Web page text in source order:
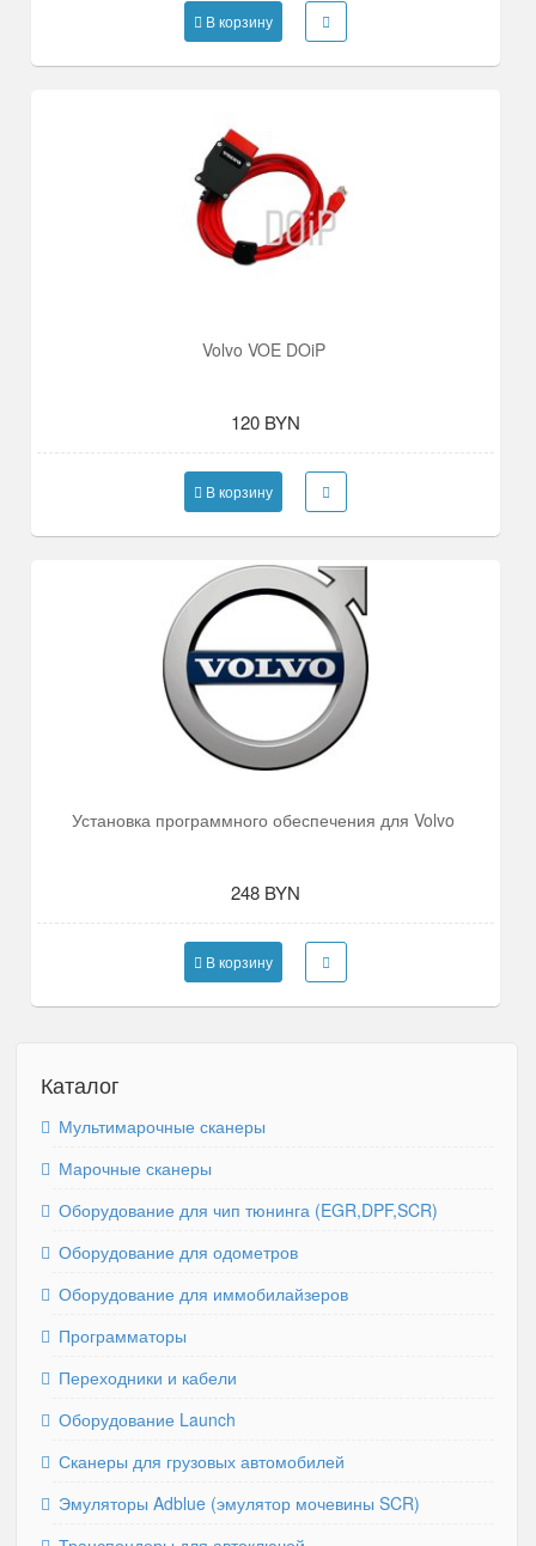
Каталог
Мультимарочные сканеры
Марочные сканеры
Оборудование для чип тюнинга (EGR,DPF,SCR)
Оборудование для одометров
Оборудование для иммобилайзеров
Программаторы
Переходники и кабели
Оборудование Launch
Сканеры для грузовых автомобилей
Эмуляторы Adblue (эмулятор мочевины SCR)
В корзину
Volvo VOE DOiP
120 BYN
В корзину
Установка программного обеспечения для Volvo
248 BYN
В корзину